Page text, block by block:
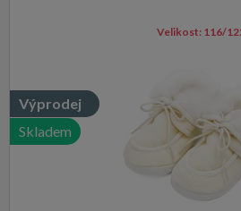
Výprodej
Skladem
Velikost: 116/